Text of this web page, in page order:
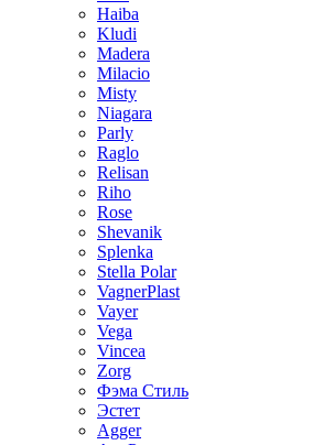
Haiba
Kludi
Madera
Milacio
Misty
Niagara
Parly
Raglo
Relisan
Riho
Rose
Shevanik
Splenka
Stella Polar
VagnerPlast
Vayer
Vega
Vincea
Zorg
Фэма Стиль
Эстет
Agger